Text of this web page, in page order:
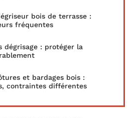
bois de terrasse :
fréquentes
dégrisage : protéger la
et bardages bois :
contraintes différentes